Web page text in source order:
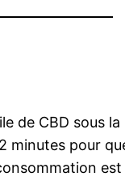
de CBD sous la
minutes pour